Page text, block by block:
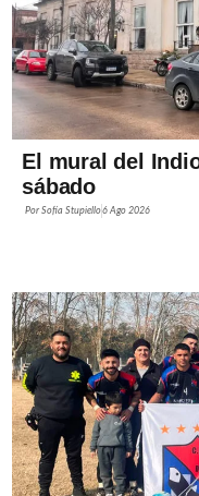
El mural del
sábado
PorSofía Stupiello6 Ago 2026